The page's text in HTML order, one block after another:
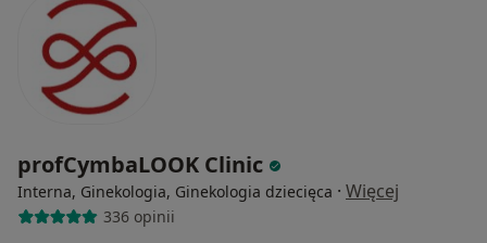
profCymbaLOOK Clinic
Interna, Ginekologia, Ginekologia dziecięca · Więcej
336 opinii